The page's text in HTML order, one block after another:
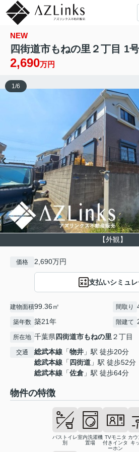
NEW
四街道市もねの里２丁目 1
2,690万円
【外観】
1/6
価格 2,690万円
支払いシミュ
建物面積99.36㎡ 間取り
築年数 築21年 階建て
所在地 千葉県四街道市もねの里２丁目
交通 総武本線 「物井 」駅 徒歩20分
総武本線 「 四街道 」駅 徒歩52分
総武本線 「佐倉 」駅 徒歩64分
物件の特徴
バストイレ
別
室内洗濯機
置場
TVモニタ
付きインタ
ーホン
カウ
キ